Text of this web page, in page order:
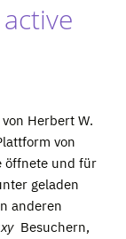
Herbert W.
von
öffnete und für
geladen
anderen
Besuchern,